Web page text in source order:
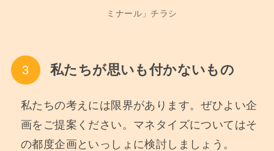
ミナール」チラシ
私たちが思いも付かないもの
私たちの考えには限界があります。ぜひよい企
画をご提案ください。マネタイズについてはそ
の都度企画といっしょに検討しましょう。